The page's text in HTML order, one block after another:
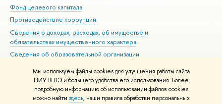
Мы используем файлы cookies для улучшения работы сайта
НИУ ВШЭ и большего удобства его использования. Более
подробную информацию об использовании файлов cookies
можно найти здесь, наши правила обработки персональных
Фонд целевого капитала
Противодействие коррупции
Сведения о доходах, расходах, об имуществе и
обязательствах имущественного характера
Сведения об образовательной организации
Людям с ограниченными возможностями здоровья
Единая платежная страница
Работа в Вышке